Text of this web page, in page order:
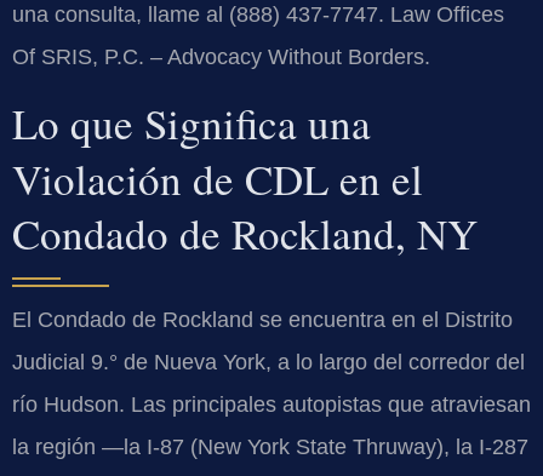
una consulta, llame al (888) 437-7747. Law Offices
Of SRIS, P.C. – Advocacy Without Borders.
Lo que Significa una
Violación de CDL en el
Condado de Rockland, NY
El Condado de Rockland se encuentra en el Distrito
Judicial 9.° de Nueva York, a lo largo del corredor del
río Hudson. Las principales autopistas que atraviesan
la región —la I-87 (New York State Thruway), la I-287